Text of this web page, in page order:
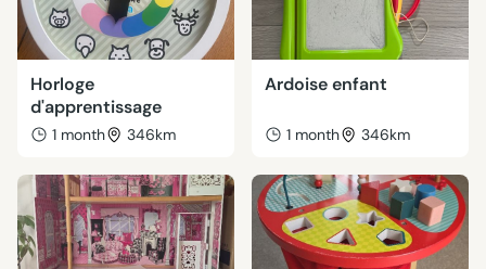
Horloge
d'apprentissage
1 month 346km
Ardoise enfant
1 month 346km